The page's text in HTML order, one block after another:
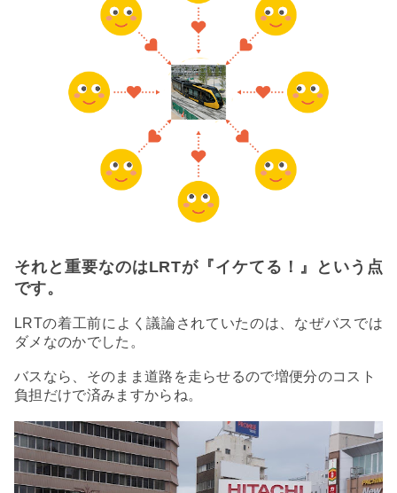
それと重要なのはLRTが『イケてる！』という点
です。
LRTの着工前によく議論されていたのは、なぜバスでは
ダメなのかでした。
バスなら、そのまま道路を走らせるので増便分のコスト
負担だけで済みますからね。